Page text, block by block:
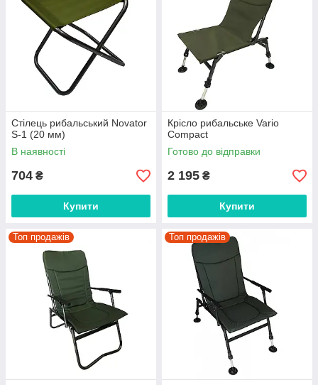
Стілець рибальський Novator
S-1 (20 мм)
В наявності
704 ₴
Купити
Крісло рибальське Vario
Compact
Готово до відправки
2 195 ₴
Купити
Топ продажів Топ продажів